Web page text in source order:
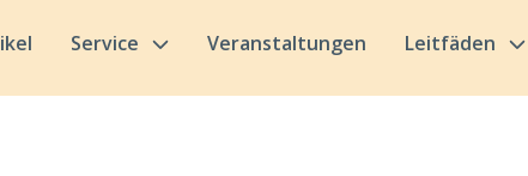
Service Veranstaltungen Leitfäden